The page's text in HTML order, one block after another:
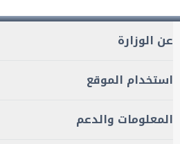
عن الوزارة
استخدام الموقع
المعلومات والدعم